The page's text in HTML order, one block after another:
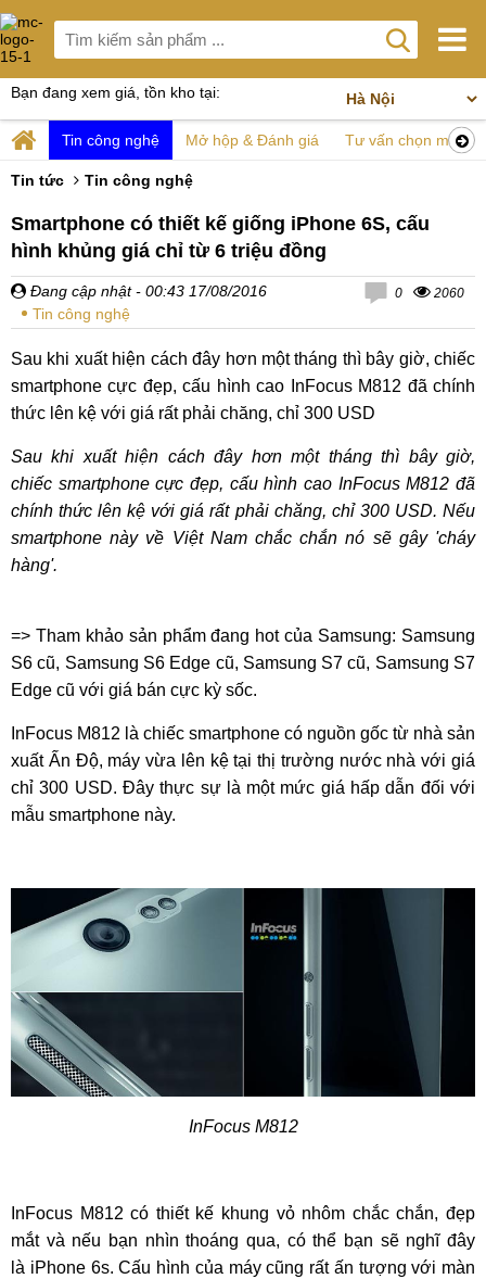
Bạn đang xem giá, tồn kho tại:
Tin công nghệ Mở hộp & Đánh giá Tư vấn chọn mua
Tin tức Tin công nghệ
Smartphone có thiết kế giống iPhone 6S, cấu
hình khủng giá chỉ từ 6 triệu đồng
Đang cập nhật - 00:43 17/08/2016
Tin công nghệ
0 2060
Sau khi xuất hiện cách đây hơn một tháng thì bây giờ, chiếc
smartphone cực đẹp, cấu hình cao InFocus M812 đã chính
thức lên kệ với giá rất phải chăng, chỉ 300 USD
Sau khi xuất hiện cách đây hơn một tháng thì bây giờ,
chiếc smartphone cực đẹp, cấu hình cao InFocus M812 đã
chính thức lên kệ với giá rất phải chăng, chỉ 300 USD. Nếu
smartphone này về Việt Nam chắc chắn nó sẽ gây 'cháy
hàng'.
=> Tham khảo sản phẩm đang hot của Samsung: Samsung
S6 cũ, Samsung S6 Edge cũ, Samsung S7 cũ, Samsung S7
Edge cũ với giá bán cực kỳ sốc.
InFocus M812 là chiếc smartphone có nguồn gốc từ nhà sản
xuất Ấn Độ, máy vừa lên kệ tại thị trường nước nhà với giá
chỉ 300 USD. Đây thực sự là một mức giá hấp dẫn đối với
mẫu smartphone này.
InFocus M812
InFocus M812 có thiết kế khung vỏ nhôm chắc chắn, đẹp
mắt và nếu bạn nhìn thoáng qua, có thể bạn sẽ nghĩ đây
là iPhone 6s. Cấu hình của máy cũng rất ấn tượng với màn